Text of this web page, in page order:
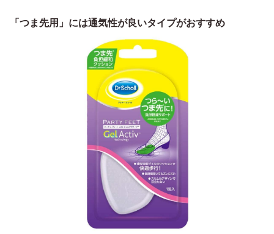
「つま先用」には通気性が良いタイプがおすすめ